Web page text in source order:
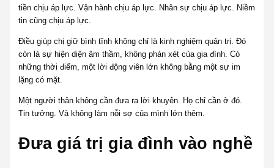
tiền chịu áp lực. Vận hành chịu áp lực. Nhân sự chịu áp lực. Niềm
tin cũng chịu áp lực.
Điều giúp chị giữ bình tĩnh không chỉ là kinh nghiệm quản trị. Đó
còn là sự hiện diện âm thầm, không phán xét của gia đình. Có
những thời điểm, một lời động viên lớn không bằng một sự im
lặng có mặt.
Một người thân không cần đưa ra lời khuyên. Họ chỉ cần ở đó.
Tin tưởng. Và không làm nỗi sợ của mình lớn thêm.
Đưa giá trị gia đình vào nghề